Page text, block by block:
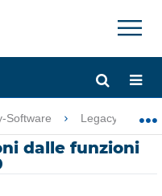
×
globale
Software Legacy-
dalle funzioni